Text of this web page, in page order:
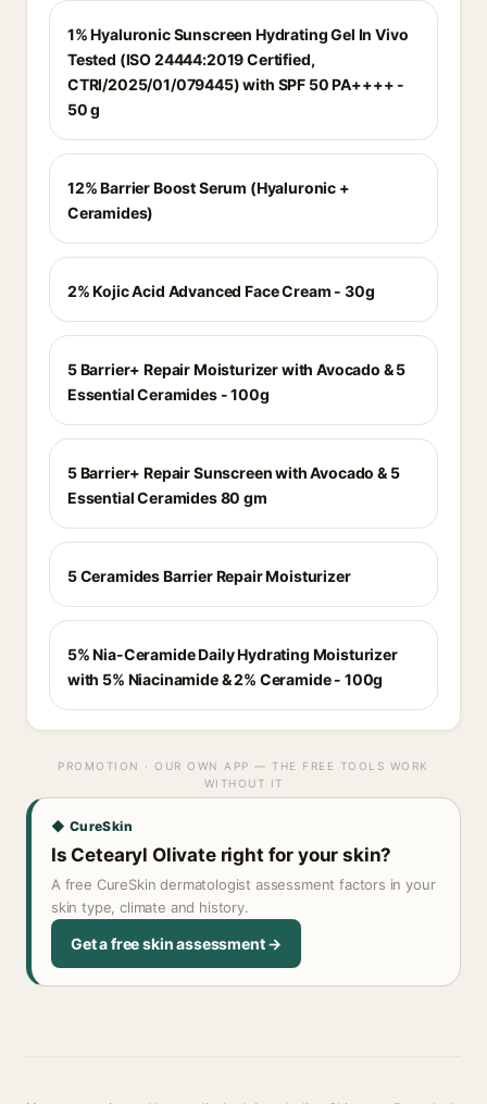
1% Hyaluronic Sunscreen Hydrating Gel In Vivo
Tested (ISO 24444:2019 Certified,
CTRI/2025/01/079445) with SPF 50 PA++++ -
50 g
12% Barrier Boost Serum (Hyaluronic +
Ceramides)
2% Kojic Acid Advanced Face Cream - 30g
5 Barrier+ Repair Moisturizer with Avocado & 5
Essential Ceramides - 100g
5 Barrier+ Repair Sunscreen with Avocado & 5
Essential Ceramides 80 gm
5 Ceramides Barrier Repair Moisturizer
5% Nia-Ceramide Daily Hydrating Moisturizer
with 5% Niacinamide & 2% Ceramide - 100g
PROMOTION · OUR OWN APP — THE FREE TOOLS WORK
WITHOUT IT
◆ CureSkin
Is Cetearyl Olivate right for your skin?
A free CureSkin dermatologist assessment factors in your
skin type, climate and history.
Get a free skin assessment →